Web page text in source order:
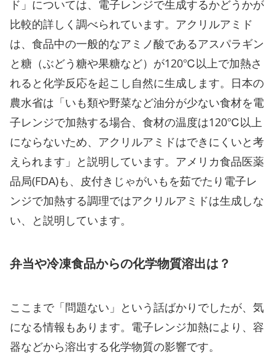
ド」については、電子レンジで生成するかどうかが
比較的詳しく調べられています。アクリルアミド
は、食品中の一般的なアミノ酸であるアスパラギン
と糖（ぶどう糖や果糖など）が120℃以上で加熱さ
れると化学反応を起こし自然に生成します。日本の
農水省は「いも類や野菜など油分が少ない食材を電
子レンジで加熱する場合、食材の温度は120℃以上
にならないため、アクリルアミドはできにくいと考
えられます」と説明しています。アメリカ食品医薬
品局(FDA)も、皮付きじゃがいもを茹でたり電子レ
ンジで加熱する調理ではアクリルアミドは生成しな
い、と説明しています。
弁当や冷凍食品からの化学物質溶出は？
ここまで「問題ない」という話ばかりでしたが、気
になる情報もあります。電子レンジ加熱により、容
器などから溶出する化学物質の影響です。